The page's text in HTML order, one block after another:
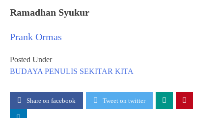
Ramadhan Syukur
Prank Ormas
Posted Under
BUDAYA PENULIS SEKITAR KITA
Share on facebook Tweet on twitter